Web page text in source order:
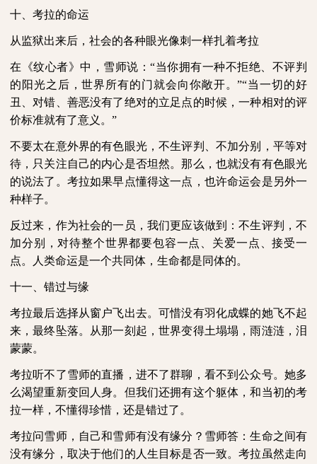
十、考拉的命运
从监狱出来后，社会的各种眼光像刺一样扎着考拉
在《纹心者》中，雪师说：“当你拥有一种不拒绝、不评判
的阳光之后，世界所有的门就会向你敞开。”“当一切的好
丑、对错、善恶没有了绝对的立足点的时候，一种相对的评
价标准就有了意义。”
不要太在意外界的有色眼光，不生评判、不加分别，平等对
待，只关注自己的内心是否坦然。那么，也就没有有色眼光
的说法了。考拉如果早点懂得这一点，也许命运会是另外一
种样子。
反过来，作为社会的一员，我们更应该做到：不生评判，不
加分别，对待整个世界都要包容一点、关爱一点、接受一
点。人类命运是一个共同体，生命都是同体的。
十一、错过与缘
考拉最后选择从窗户飞出去。可惜没有羽化成蝶的她飞不起
来，最终坠落。从那一刻起，世界变得土塌塌，雨涟涟，泪
蒙蒙。
考拉听不了雪师的直播，进不了群聊，看不到公众号。她多
么渴望重新变回人身。但我们还拥有这个躯体，和当初的考
拉一样，不懂得珍惜，还是错过了。
考拉问雪师，自己和雪师有没有缘分？雪师答：生命之间有
没有缘分，取决于他们的人生目标是否一致。考拉虽然走向